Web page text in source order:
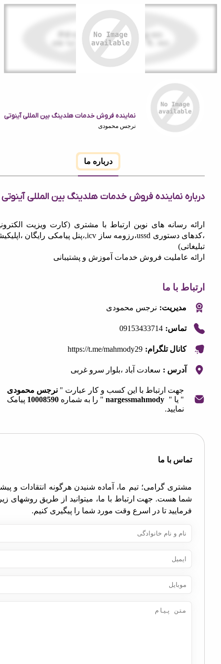
نماینده فروش خدمات هلدینگ بین المللی آینوتی
نرجس محمودی
نماینده فروش خدمات هلدینگ بین المللی آینوتی
رسانه های نوین ارتباط با مشتری (کارت ویزیت الکترونیک
،کدهای دستوری ussd،رزومه ساز icv,،پنل پیامکی رایگان ،اپلیکیشن
عاملیت فروش خدمات آموزش و پشتیبانی
با ما
مدیریت: نرجس محمودی
تماس: 09153433714
کانال تلگرام: https://t.me/mahmody29
آدرس : سعادت آباد ،بلوار سرو غربی
جهت ارتباط با این کسب و کار عبارت "نرجس محمودی
" یا " nargessmahmody" را به شماره 10008590 پیامک
با ما
گرامی؛ تیم ما، آماده شنیدن هرگونه انتقادات و پیشنهادات
هست. جهت ارتباط با ما، میتوانید از طریق روشهای زیر اقدام
تا در اسرع وقت مورد شما را پیگیری کنیم.